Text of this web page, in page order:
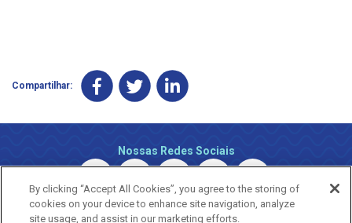
Compartilhar:
Nossas Redes Sociais
By clicking “Accept All Cookies”, you agree to the storing of
cookies on your device to enhance site navigation, analyze
site usage, and assist in our marketing efforts.